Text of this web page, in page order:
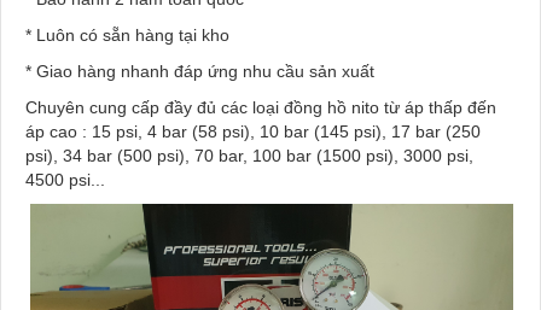
* Luôn có sẵn hàng tại kho
* Giao hàng nhanh đáp ứng nhu cầu sản xuất
Chuyên cung cấp đầy đủ các loại đồng hồ nito từ áp thấp đến
áp cao : 15 psi, 4 bar (58 psi), 10 bar (145 psi), 17 bar (250
psi), 34 bar (500 psi), 70 bar, 100 bar (1500 psi), 3000 psi,
4500 psi...